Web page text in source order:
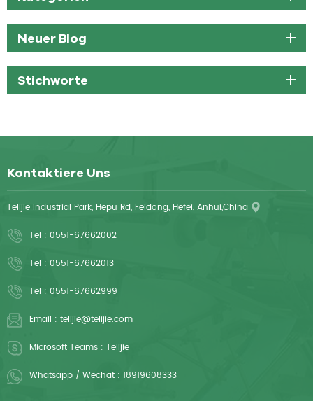
Neuer Blog
Stichworte
Kontaktiere Uns
Telijie Industrial Park, Hepu Rd, Feidong, Hefei, Anhui,China
Tel : 0551-67662002
Tel : 0551-67662013
Tel : 0551-67662999
Email : telijie@telijie.com
Microsoft Teams : Telijie
Whatsapp / Wechat : 18919608333